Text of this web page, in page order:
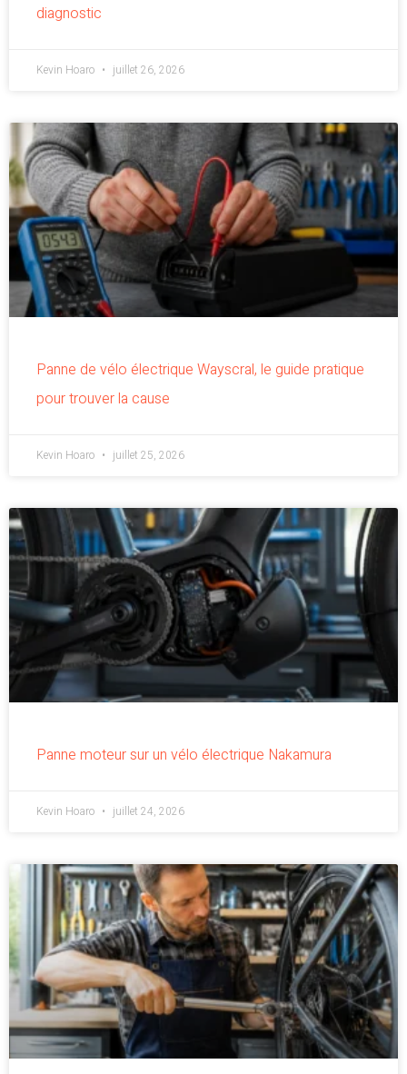
diagnostic
Kevin Hoaro juillet 26, 2026
Panne de vélo électrique Wayscral, le guide pratique
pour trouver la cause
Kevin Hoaro juillet 25, 2026
Panne moteur sur un vélo électrique Nakamura
Kevin Hoaro juillet 24, 2026